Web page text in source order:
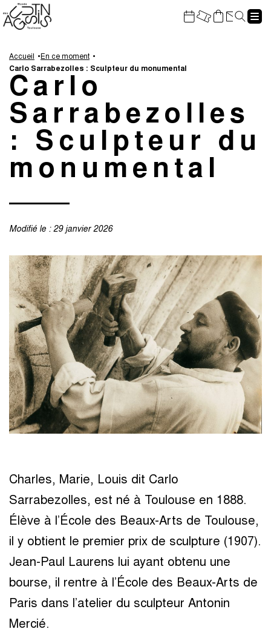
Gestion de vos préférences sur les cookies
au
contenu
principal
la
la
Accueil
En ce moment
Carlo Sarrabezolles : Sculpteur du monumental
Carlo
Sarrabezolles
: Sculpteur du
monumental
Modifié le : 29 janvier 2026
Charles, Marie, Louis dit Carlo
Sarrabezolles, est né à Toulouse en 1888.
Élève à l’École des Beaux-Arts de Toulouse,
il y obtient le premier prix de sculpture (1907).
Jean-Paul Laurens lui ayant obtenu une
bourse, il rentre à l’École des Beaux-Arts de
Paris dans l’atelier du sculpteur Antonin
Mercié.